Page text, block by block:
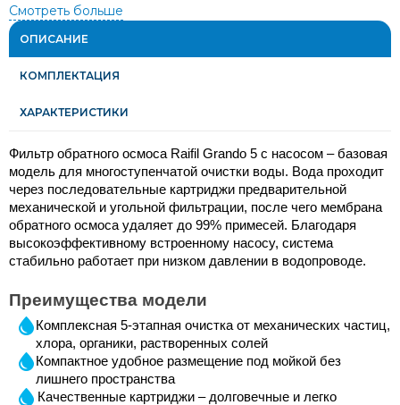
Смотреть больше
ОПИСАНИЕ
КОМПЛЕКТАЦИЯ
ХАРАКТЕРИСТИКИ
Фильтр обратного осмоса Raifil Grando 5 с насосом – базовая
модель для многоступенчатой ​​очистки воды. Вода проходит
через последовательные картриджи предварительной
механической и угольной фильтрации, после чего мембрана
обратного осмоса удаляет до 99% примесей. Благодаря
высокоэффективному встроенному насосу, система
стабильно работает при низком давлении в водопроводе.
Преимущества модели
Комплексная 5-этапная очистка от механических частиц,
хлора, органики, растворенных солей
Компактное удобное размещение под мойкой без
лишнего пространства
Качественные картриджи – долговечные и легко